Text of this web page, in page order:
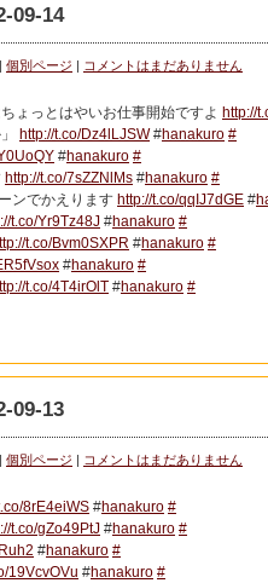
09-14
| 個別ページ | コメントはまだありません
ょっとはやいお仕事開始ですよ http://
http://t.co/Dz4lLJSW#hanakuro #
#hanakuro #
http://t.co/7sZZNlMs #hanakuro #
ンでかえります http://t.co/qqIJ7dGE #
t.co/Yr9Tz48J #hanakuro #
t.co/Bvm0SXPR #hanakuro #
#hanakuro #
t.co/4T4irOlT #hanakuro #
09-13
| 個別ページ | コメントはまだありません
8rE4eiWS #hanakuro #
t.co/gZo49PtJ #hanakuro #
#hanakuro #
19VcvOVu #hanakuro #